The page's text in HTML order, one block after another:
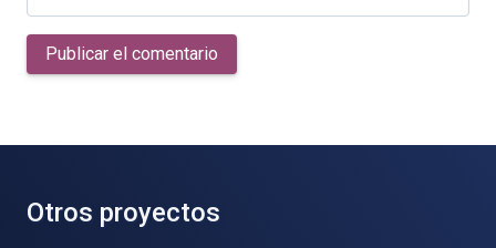
Publicar el comentario
Otros proyectos